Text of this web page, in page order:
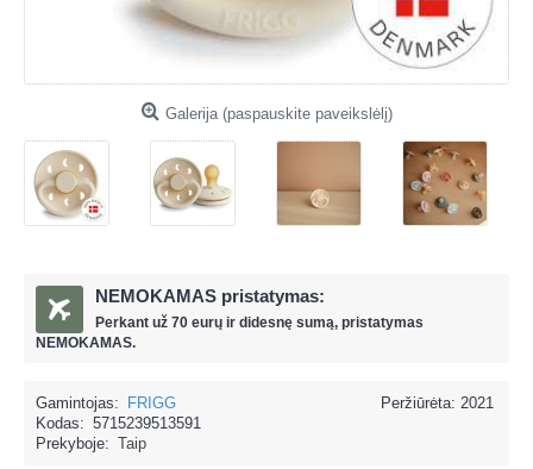
Galerija (paspauskite paveikslėlį)
NEMOKAMAS pristatymas:
Perkant už 70 eurų ir didesnę sumą, pristatymas
NEMOKAMAS.
Peržiūrėta: 2021
Gamintojas:
FRIGG
Kodas: 5715239513591
Prekyboje: Taip